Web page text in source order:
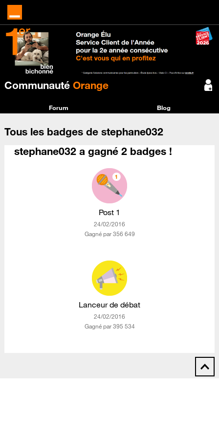
Communauté Orange
Forum Blog
Tous les badges de stephane032
stephane032 a gagné 2 badges !
Post 1
‎24/02/2016
Gagné par 356 649
Lanceur de débat
‎24/02/2016
Gagné par 395 534